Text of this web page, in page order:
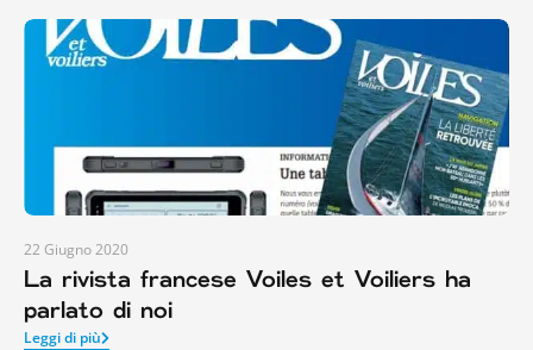
22 Giugno 2020
La rivista francese Voiles et Voiliers ha
parlato di noi
Leggi di più